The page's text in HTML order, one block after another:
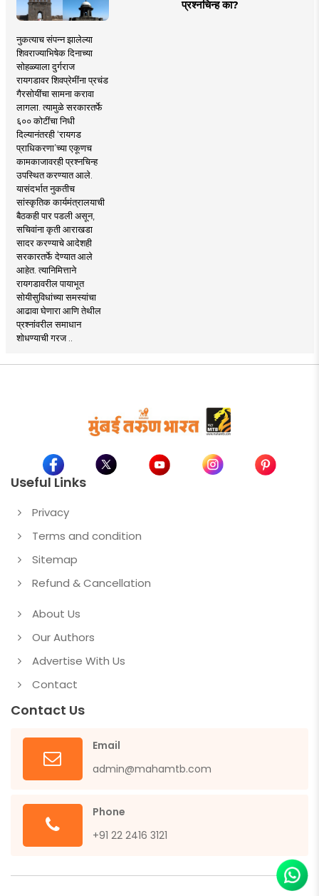
प्रश्नचिन्ह का?
नुकत्याच संपन्न झालेल्या
शिवराज्याभिषेक दिनाच्या
सोहळ्याला दुर्गराज
रायगडावर शिवप्रेमींना प्रचंड
गैरसोयींचा सामना करावा
लागला. त्यामुळे सरकारतर्फे
६०० कोटींचा निधी
दिल्यानंतरही ‘रायगड
प्राधिकरणा’च्या एकूणच
कामकाजावरही प्रश्नचिन्ह
उपस्थित करण्यात आले.
यासंदर्भात नुकतीच
सांस्कृतिक कार्यमंत्रालयाची
बैठकही पार पडली असून,
सचिवांना कृती आराखडा
सादर करण्याचे आदेशही
सरकारतर्फे देण्यात आले
आहेत. त्यानिमित्ताने
रायगडावरील पायाभूत
सोयीसुविधांच्या समस्यांचा
आढावा घेणारा आणि तेथील
प्रश्नांवरील समाधान
शोधण्याची गरज ..
Useful Links
Privacy
Terms and condition
Sitemap
Refund & Cancellation
About Us
Our Authors
Advertise With Us
Contact
Contact Us
Email
admin@mahamtb.com
Phone
+91 22 2416 3121